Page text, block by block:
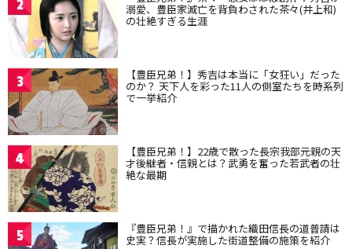
2 溺愛、豊臣家滅亡を背負わされた茶々(井上和)
の壮絶すぎる生涯
3 【豊臣兄弟！】秀吉は本当に「女狂い」だった
のか？ 天下人を彩った11人の側室たちを時系列
で一挙紹介
4 【豊臣兄弟！】22歳で散った長宗我部元親の天
才後継者・信親とは？武勇を奮った若武者の壮
絶な最期
5 『豊臣兄弟！』で描かれた織田信長の道普請は
史実？信長が実施した街道整備の施策を紹介